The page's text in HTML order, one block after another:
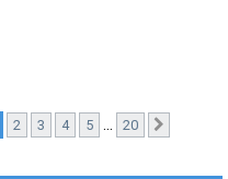
sur20
2 3 4 5 … 20